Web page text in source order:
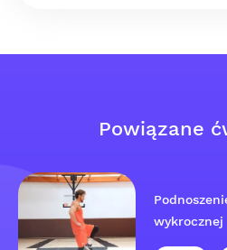
Powiązane
wykrocznej